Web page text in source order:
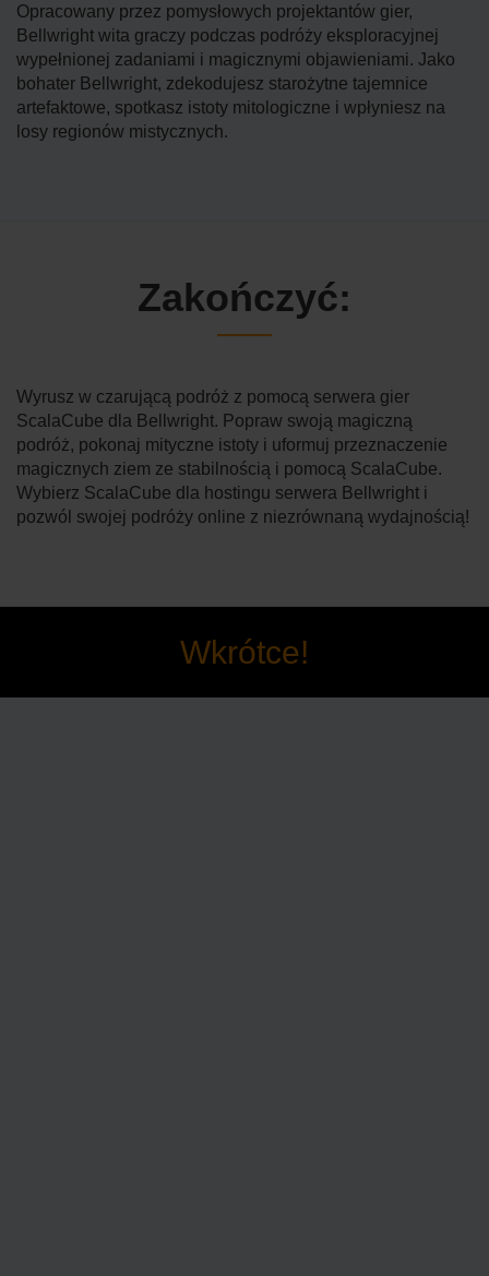
Opracowany przez pomysłowych projektantów gier,
Bellwright wita graczy podczas podróży eksploracyjnej
wypełnionej zadaniami i magicznymi objawieniami. Jako
bohater Bellwright, zdekodujesz starożytne tajemnice
artefaktowe, spotkasz istoty mitologiczne i wpłyniesz na
losy regionów mistycznych.
Zakończyć:
Wyrusz w czarującą podróż z pomocą serwera gier
ScalaCube dla Bellwright. Popraw swoją magiczną
podróż, pokonaj mityczne istoty i uformuj przeznaczenie
magicznych ziem ze stabilnością i pomocą ScalaCube.
Wybierz ScalaCube dla hostingu serwera Bellwright i
pozwól swojej podróży online z niezrównaną wydajnością!
Wkrótce!